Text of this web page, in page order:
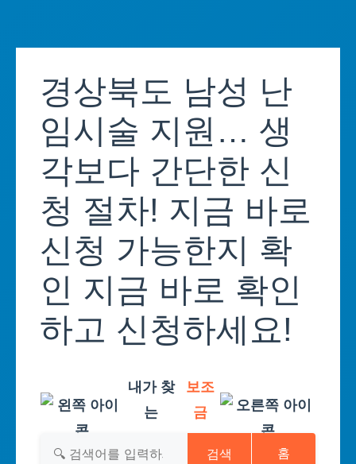
content경상북도 남성 난
임시술 지원… 생
각보다 간단한 신
청 절차! 지금 바로
신청 가능한지 확
인 지금 바로 확인
하고 신청하세요!
내가 찾
는
보조
금
검색 홈